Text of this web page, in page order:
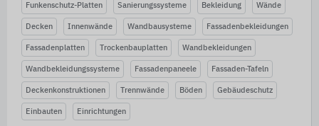
Funkenschutz-Platten Sanierungssysteme Bekleidung Wände
Decken Innenwände Wandbausysteme Fassadenbekleidungen
Fassadenplatten Trockenbauplatten Wandbekleidungen
Wandbekleidungssysteme Fassadenpaneele Fassaden-Tafeln
Deckenkonstruktionen Trennwände Böden Gebäudeschutz
Einbauten Einrichtungen